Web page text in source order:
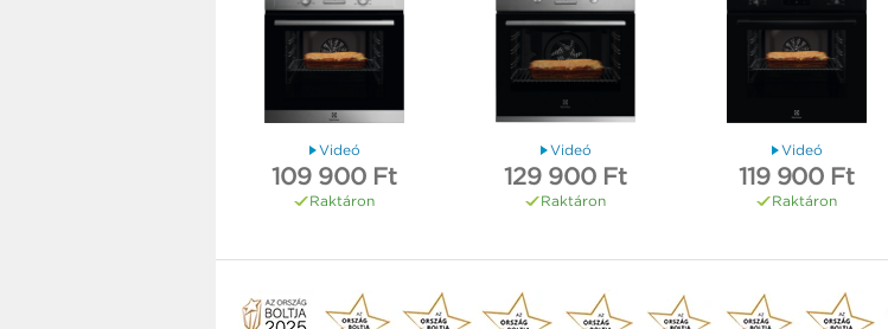
Videó
109 900 Ft
Raktáron
Videó
129 900 Ft
Raktáron
Videó
119 900 Ft
Raktáron